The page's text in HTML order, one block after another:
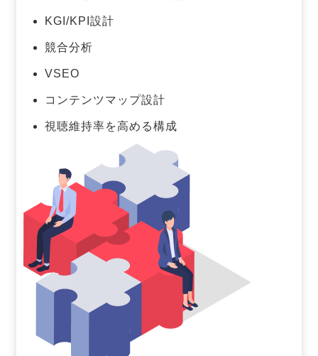
KGI/KPI設計
競合分析
VSEO
コンテンツマップ設計
視聴維持率を高める構成